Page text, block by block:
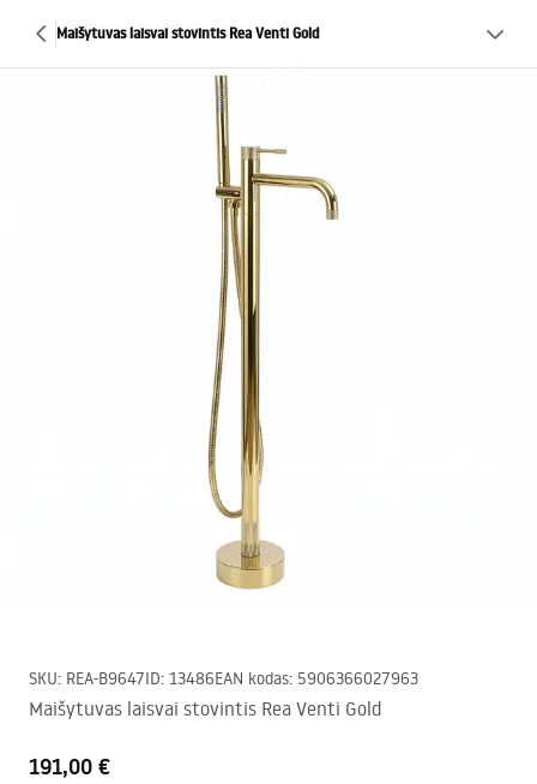
Maišytuvas laisvai stovintis Rea Venti Gold
SKU: REA-B9647ID: 13486EAN kodas: 5906366027963
Maišytuvas laisvai stovintis Rea Venti Gold
191,00 €